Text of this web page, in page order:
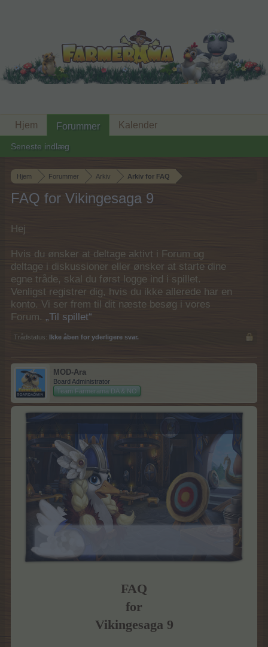
Hjem Forummer Arkiv Arkiv for FAQ
FAQ for Vikingesaga 9
Hej
Hvis du ønsker at deltage aktivt i Forum og
deltage i diskussioner eller ønsker at starte dine
egne tråde, skal du først logge ind i spillet.
Venligst registrer dig, hvis du ikke allerede har en
konto. Vi ser frem til dit næste besøg i vores
Forum. „Til spillet“
Trådstatus: Ikke åben for yderligere svar.
MOD-Ara
Board Administrator
Team Farmerama DA & NO
FAQ
for
Vikingesaga 9
Hjem Forummer
Seneste indlæg
Kalender